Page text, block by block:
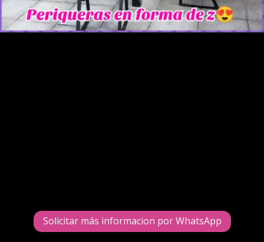
Solicitar más informacion por WhatsApp